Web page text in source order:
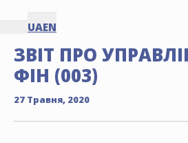
UAEN
ЗВІТ ПРО
ФІН (003)
27 Травня, 2020